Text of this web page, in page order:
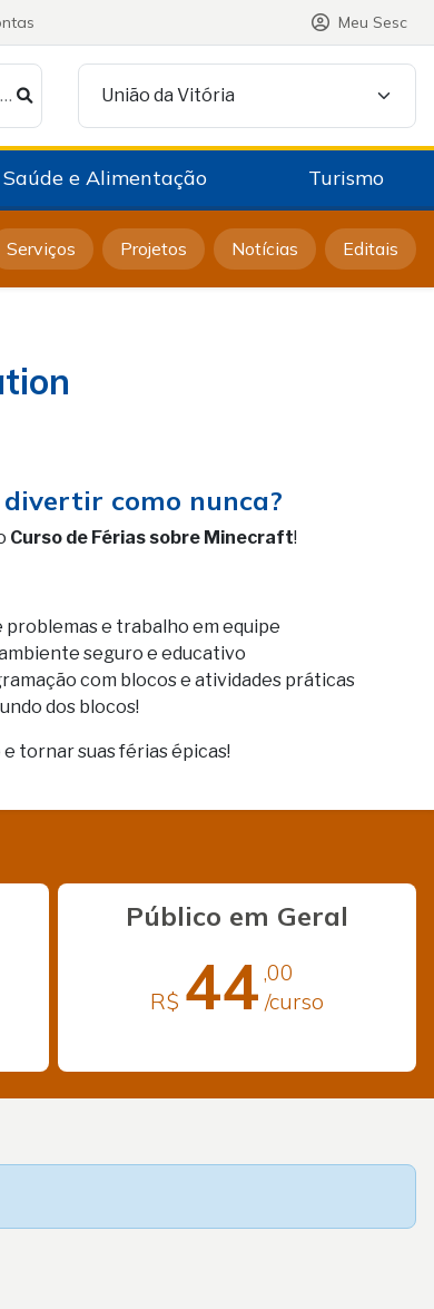
Meu Sesc
Procurar no Sesc em União da Vitória União da Vitória
Saúde e Alimentação Turismo
Serviços Projetos Notícias Editais
como nunca?
Curso de Férias sobre Minecraft!
e trabalho em equipe
seguro e educativo
com blocos e atividades práticas
dos blocos!
tornar suas férias épicas!
Público em Geral
R$ 44 ,00
/curso